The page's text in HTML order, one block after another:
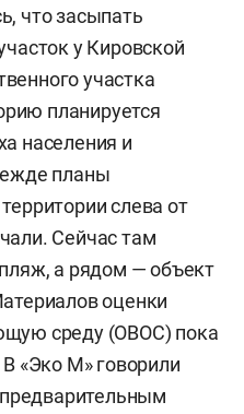
что засыпать
у Кировской
участка
планируется
населения и
планы
слева от
Сейчас там
а рядом — объект
оценки
среду (ОВОС) пока
«Эко М» говорили